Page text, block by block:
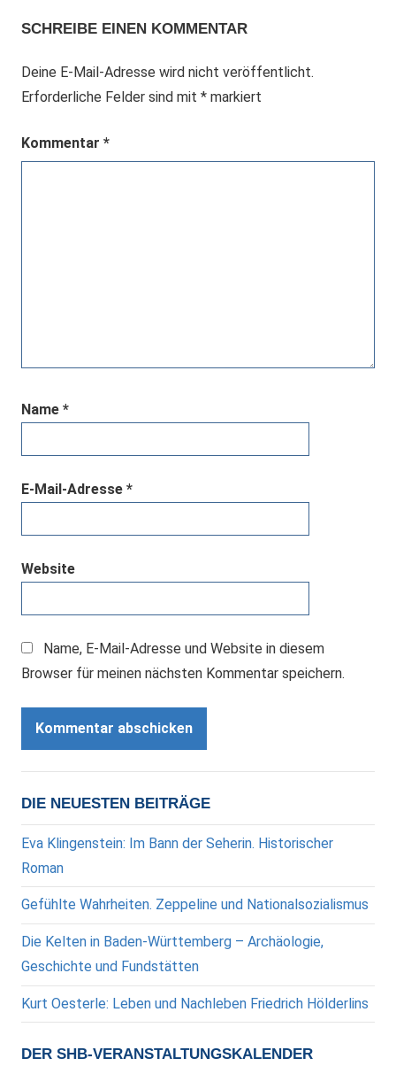
SCHREIBE EINEN KOMMENTAR
Deine E-Mail-Adresse wird nicht veröffentlicht.
Erforderliche Felder sind mit * markiert
Kommentar *
Name *
E-Mail-Adresse *
Website
Name, E-Mail-Adresse und Website in diesem
Browser für meinen nächsten Kommentar speichern.
DIE NEUESTEN BEITRÄGE
Eva Klingenstein: Im Bann der Seherin. Historischer
Roman
Gefühlte Wahrheiten. Zeppeline und Nationalsozialismus
Die Kelten in Baden-Württemberg – Archäologie,
Geschichte und Fundstätten
Kurt Oesterle: Leben und Nachleben Friedrich Hölderlins
DER SHB-VERANSTALTUNGSKALENDER